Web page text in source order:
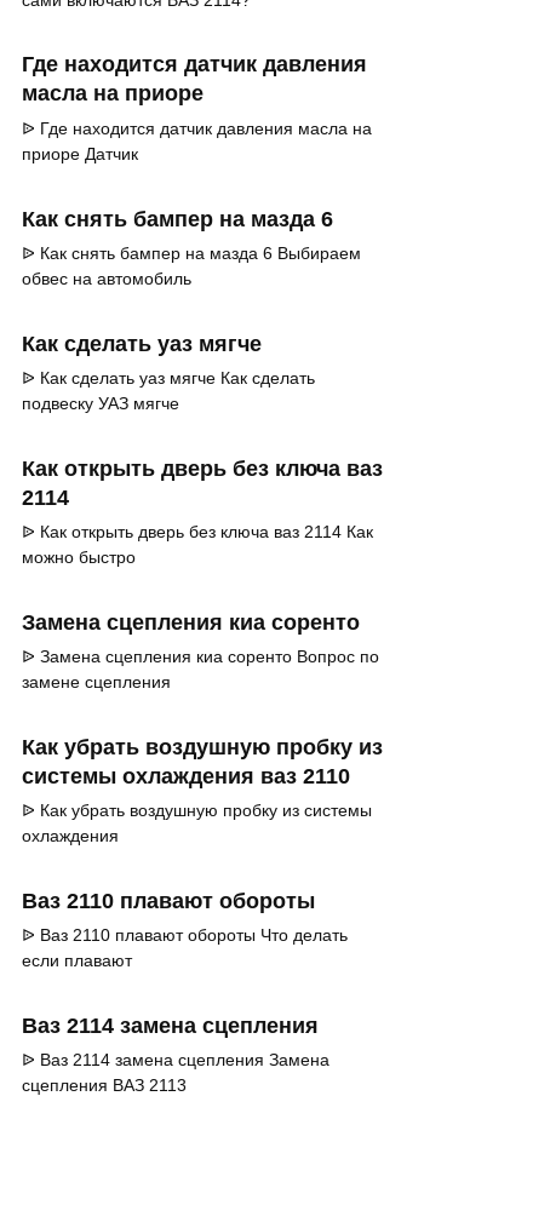
Где находится датчик давления
масла на приоре
ᐉ Где находится датчик давления масла на
приоре Датчик
Как снять бампер на мазда 6
ᐉ Как снять бампер на мазда 6 Выбираем
обвес на автомобиль
Как сделать уаз мягче
ᐉ Как сделать уаз мягче Как сделать
подвеску УАЗ мягче
Как открыть дверь без ключа ваз
2114
ᐉ Как открыть дверь без ключа ваз 2114 Как
можно быстро
Замена сцепления киа соренто
ᐉ Замена сцепления киа соренто Вопрос по
замене сцепления
Как убрать воздушную пробку из
системы охлаждения ваз 2110
ᐉ Как убрать воздушную пробку из системы
охлаждения
Ваз 2110 плавают обороты
ᐉ Ваз 2110 плавают обороты Что делать
если плавают
Ваз 2114 замена сцепления
ᐉ Ваз 2114 замена сцепления Замена
сцепления ВАЗ 2113